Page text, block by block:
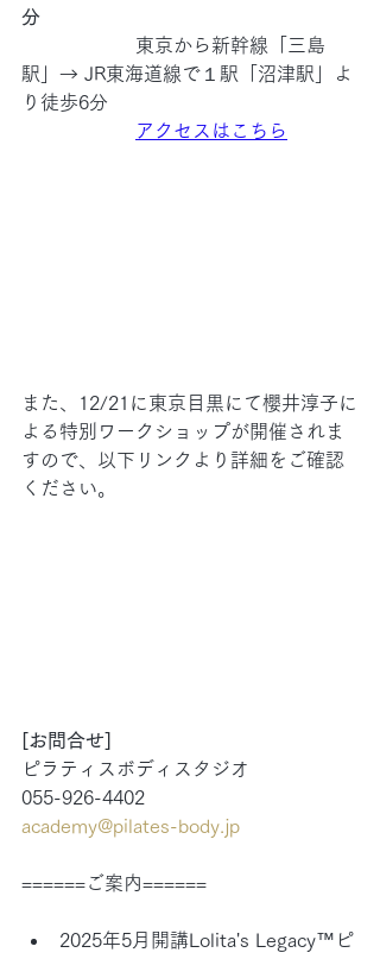
分
東京から新幹線「三島
駅」→ JR東海道線で１駅「沼津駅」よ
り徒歩6分
アクセスはこちら
また、12/21に東京目黒にて櫻井淳子に
よる特別ワークショップが開催されま
すので、以下リンクより詳細をご確認
ください。
[お問合せ]
ピラティスボディスタジオ
055-926-4402
academy@pilates-body.jp
======ご案内======
2025年5月開講Lolita's Legacy™︎ピ